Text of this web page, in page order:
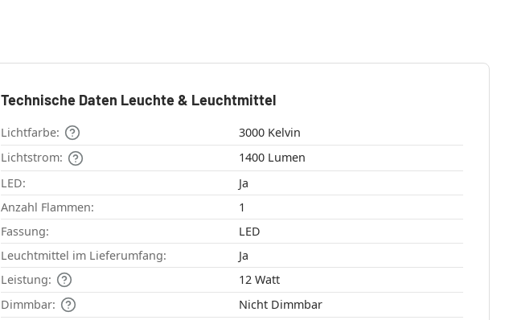
Technische Daten Leuchte & Leuchtmittel
Lichtfarbe:
3000 Kelvin
Lichtstrom:
1400 Lumen
LED:
Ja
Anzahl Flammen:
1
Fassung:
LED
Leuchtmittel im Lieferumfang:
Ja
Leistung:
12 Watt
Dimmbar:
Nicht Dimmbar